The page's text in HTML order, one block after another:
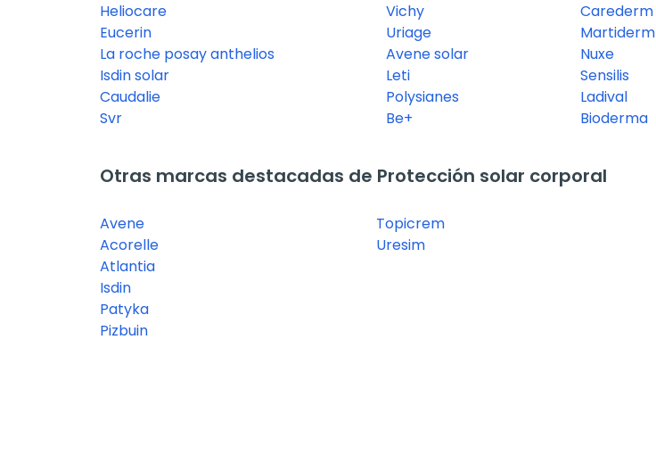
Heliocare
Eucerin
La roche posay anthelios
Isdin solar
Caudalie
Svr
Vichy
Uriage
Avene solar
Leti
Polysianes
Be+
Carederm
Martiderm
Nuxe
Sensilis
Ladival
Bioderma
Otras marcas destacadas de Protección solar corporal
Avene
Acorelle
Atlantia
Isdin
Patyka
Pizbuin
Topicrem
Uresim